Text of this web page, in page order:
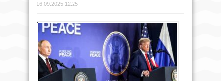
16.09.2025 12:25